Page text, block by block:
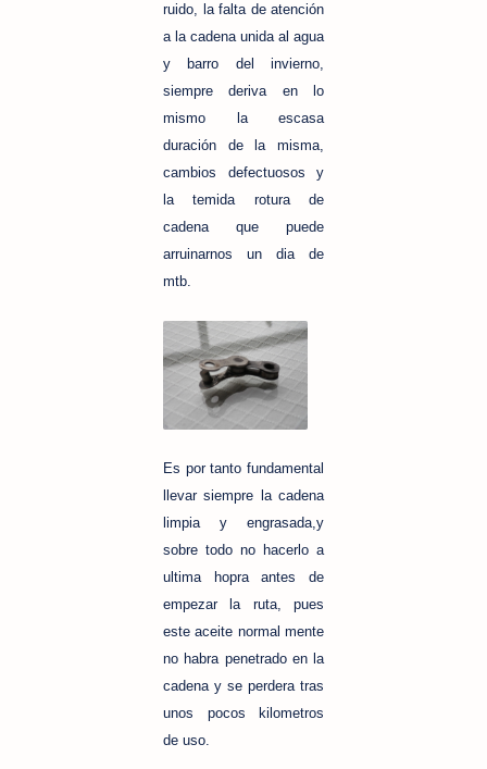
ruido, la falta de atención
a la cadena unida al agua
y barro del invierno,
siempre deriva en lo
mismo la escasa
duración de la misma,
cambios defectuosos y
la temida rotura de
cadena que puede
arruinarnos un dia de
mtb.
Es por tanto fundamental
llevar siempre la cadena
limpia y engrasada,y
sobre todo no hacerlo a
ultima hopra antes de
empezar la ruta, pues
este aceite normal mente
no habra penetrado en la
cadena y se perdera tras
unos pocos kilometros
de uso.